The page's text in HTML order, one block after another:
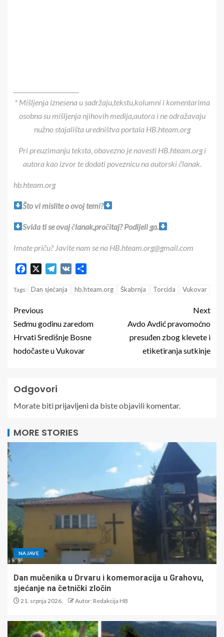
* Mišljenja iznesena u sadržaju,tekstu,kolumni i komentarima
osobna su mišljenja njihovih medija,autora i ne odražavaju
nužno stajališta uredništva portala HB.hteam.org
Pri preuzimanju teksta, obavezno je navesti HB.hteam.org i
autora kao izvor te dodati poveznicu na autorski članak.
hb.hteam.org
Što vi mislite o ovoj temi?
Sviđa ti se ovaj članak,pročitaj? Podijeli ga.
Imate priču? Javite nam se na HB.hteam.org@gmail.com
Facebook Telegram
VK
Tags: Dan sjećanja hb.hteam.org Škabrnja Torcida Vukovar
Previous
Sedmu godinu zaredom
Hrvati Središnje Bosne
hodočaste u Vukovar
Next
Avdo Avdić pravomoćno
presuđen zbog klevete i
etiketiranja sutkinje
Odgovori
Morate bitiprijavljenida biste objavili komentar.
MORE STORIES
NAJAVE
Dan mučenika u Drvaru i komemoracija u Grahovu,
sjećanje na četnički zločin
21. srpnja 2026. Autor: Redakcija HB